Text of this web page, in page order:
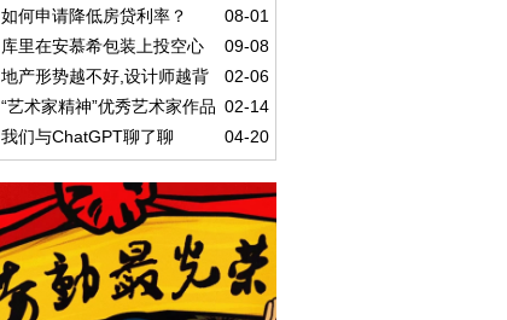
佳包装设计奖
08-01
如何申请降低房贷利率？
09-08
库里在安慕希包装上投空心
三分
02-06
地产形势越不好,设计师越背
锅
02-14
“艺术家精神”优秀艺术家作品
展在京举办
04-20
我们与ChatGPT聊了聊